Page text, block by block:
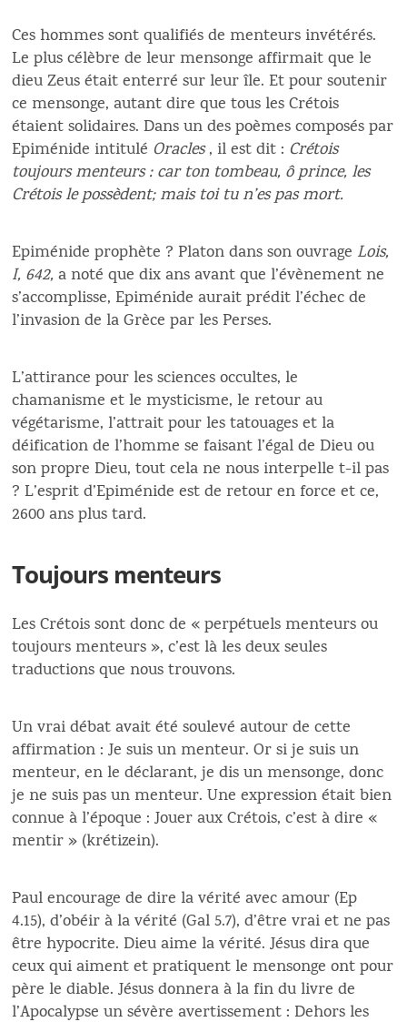
Ces hommes sont qualifiés de menteurs invétérés.
Le plus célèbre de leur mensonge affirmait que le
dieu Zeus était enterré sur leur île. Et pour soutenir
ce mensonge, autant dire que tous les Crétois
étaient solidaires. Dans un des poèmes composés par
Epiménide intitulé Oracles, il est dit : Crétois
toujours menteurs : car ton tombeau, ô prince, les
Crétois le possèdent; mais toi tu n’es pas mort.
Epiménide prophète ? Platon dans son ouvrage Lois,
I, 642,a noté que dix ans avant que l’évènement ne
s’accomplisse, Epiménide aurait prédit l’échec de
l’invasion de la Grèce par les Perses.
L’attirance pour les sciences occultes, le
chamanisme et le mysticisme, le retour au
végétarisme, l’attrait pour les tatouages et la
déification de l’homme se faisant l’égal de Dieu ou
son propre Dieu, tout cela ne nous interpelle t-il pas
? L’esprit d’Epiménide est de retour en force et ce,
2600 ans plus tard.
Toujours menteurs
Les Crétois sont donc de « perpétuels menteurs ou
toujours menteurs », c’est là les deux seules
traductions que nous trouvons.
Un vrai débat avait été soulevé autour de cette
affirmation : Je suis un menteur. Or si je suis un
menteur, en le déclarant, je dis un mensonge, donc
je ne suis pas un menteur. Une expression était bien
connue à l’époque : Jouer aux Crétois, c’est à dire «
mentir » (krétizein).
Paul encourage de dire la vérité avec amour (Ep
4.15), d’obéir à la vérité (Gal 5.7), d’être vrai et ne pas
être hypocrite. Dieu aime la vérité. Jésus dira que
ceux qui aiment et pratiquent le mensonge ont pour
père le diable. Jésus donnera à la fin du livre de
l’Apocalypse un sévère avertissement : Dehors les